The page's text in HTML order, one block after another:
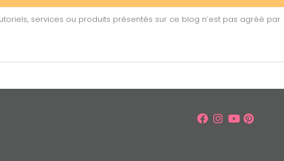
services ou produits présentés sur ce blog n’est pas agréé par